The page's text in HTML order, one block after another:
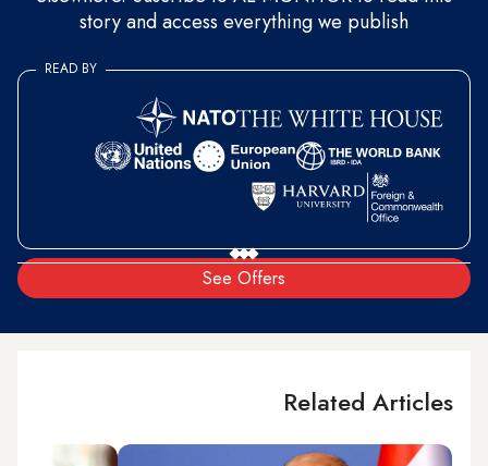
story and access everything we publish
See Offers
READ BY
Related Articles